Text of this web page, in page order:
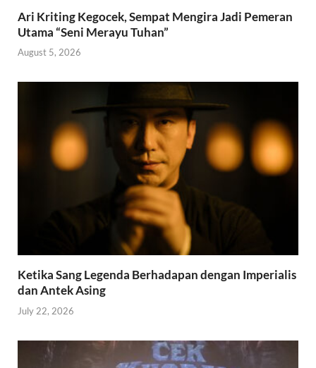
Ari Kriting Kegocek, Sempat Mengira Jadi Pemeran
Utama “Seni Merayu Tuhan”
August 5, 2026
Ketika Sang Legenda Berhadapan dengan Imperialis
dan Antek Asing
July 22, 2026